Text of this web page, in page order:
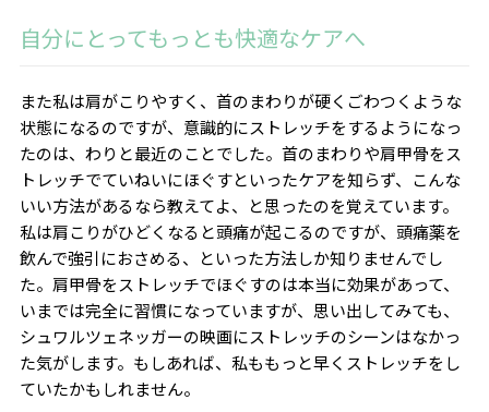
自分にとってもっとも快適なケアへ
また私は肩がこりやすく、首のまわりが硬くごわつくような
状態になるのですが、意識的にストレッチをするようになっ
たのは、わりと最近のことでした。首のまわりや肩甲骨をス
トレッチでていねいにほぐすといったケアを知らず、こんな
いい方法があるなら教えてよ、と思ったのを覚えています。
私は肩こりがひどくなると頭痛が起こるのですが、頭痛薬を
飲んで強引におさめる、といった方法しか知りませんでし
た。肩甲骨をストレッチでほぐすのは本当に効果があって、
いまでは完全に習慣になっていますが、思い出してみても、
シュワルツェネッガーの映画にストレッチのシーンはなかっ
た気がします。もしあれば、私ももっと早くストレッチをし
ていたかもしれません。